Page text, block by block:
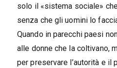
solo il «sistema sociale»
senza che gli uomini lo
Quando in parecchi paesi
alle donne che la coltivano,
per preservare l’autorità e il